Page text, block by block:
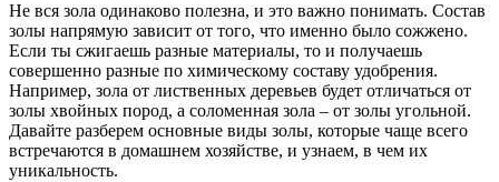
Не вся зола одинаково полезна, и это важно понимать. Состав
золы напрямую зависит от того, что именно было сожжено.
Если ты сжигаешь разные материалы, то и получаешь
совершенно разные по химическому составу удобрения.
Например, зола от лиственных деревьев будет отличаться от
золы хвойных пород, а соломенная зола – от золы угольной.
Давайте разберем основные виды золы, которые чаще всего
встречаются в домашнем хозяйстве, и узнаем, в чем их
уникальность.